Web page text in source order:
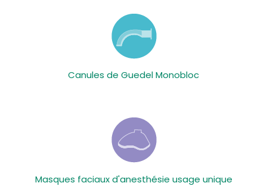
Canules de Guedel Monobloc
Masques faciaux d'anesthésie usage unique